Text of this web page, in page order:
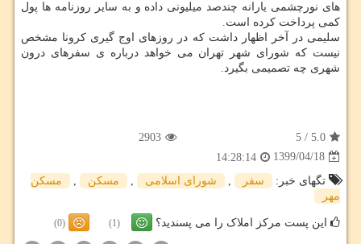
های نورچشمی یارانه چندصد میلیونی داده و به سایر روزنامه ها پول
کمی پرداخت کرده است.
سلیمی در آخر اظهار داشت که در روزهای اوج گیری کرونا مشخص
نیست که شورای شهر تهران می خواهد درباره ی سفرهای درون
شهری چه تصمیمی بگیرد.
5.0
/
5
2903
1399/04/18
14:28:14
تگهای خبر:
سفر , شورای اسلامی , مسكن ,
مسكن
مهر
این پست مرکز املاک را می پسندید؟ (1)
(0)